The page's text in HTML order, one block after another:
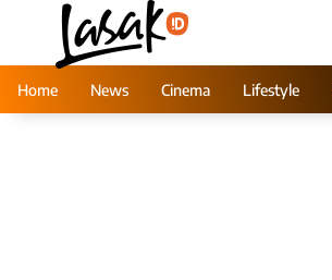
Home
News Cinema Lifestyle